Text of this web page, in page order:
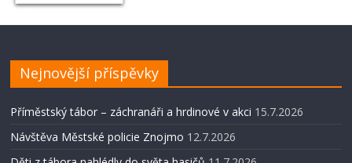
Nejnovější příspěvky
Příměstský tábor – záchranáři a hrdinové v akci 15.7.2026
Návštěva Městské policie Znojmo 12.7.2026